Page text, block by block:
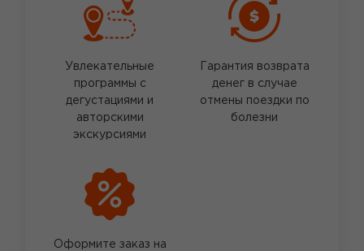
Увлекательные
программы с
дегустациями и
авторскими
экскурсиями
Гарантия возврата
денег в случае
отмены поездки по
болезни
Оформите заказ на